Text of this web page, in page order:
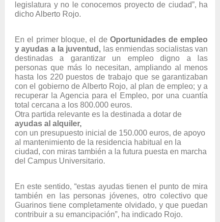
legislatura y no le conocemos proyecto de ciudad”, ha
dicho Alberto Rojo.
En el primer bloque, el de Oportunidades de empleo
y ayudas a la juventud, las enmiendas socialistas van
destinadas a garantizar un empleo digno a las
personas que más lo necesitan, ampliando al menos
hasta los 220 puestos de trabajo que se garantizaban
con el gobierno de Alberto Rojo, al plan de empleo; y a
recuperar la Agencia para el Empleo, por una cuantía
total cercana a los 800.000 euros.
Otra partida relevante es la destinada a dotar de
ayudas al alquiler,
con un presupuesto inicial de 150.000 euros, de apoyo
al mantenimiento de la residencia habitual en la
ciudad, con miras también a la futura puesta en marcha
del Campus Universitario.
En este sentido, “estas ayudas tienen el punto de mira
también en las personas jóvenes, otro colectivo que
Guarinos tiene completamente olvidado, y que puedan
contribuir a su emancipación”, ha indicado Rojo.